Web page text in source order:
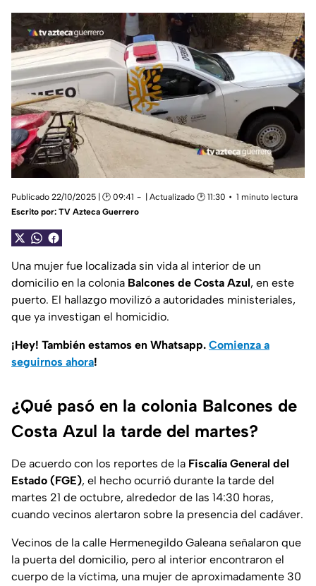
Publicado 22/10/2025 | 🕑 09:41 | Actualizado 🕑 11:30
1 minuto lectura
Escrito por: TV Azteca Guerrero
Una mujer fue localizada sin vida al interior de un
domicilio en la colonia Balcones de Costa Azul, en este
puerto. El hallazgo movilizó a autoridades ministeriales,
que ya investigan el homicidio.
¡Hey! También estamos en Whatsapp. Comienza a
seguirnos ahora!
¿Qué pasó en la colonia Balcones de
Costa Azul la tarde del martes?
De acuerdo con los reportes de la Fiscalía General del
Estado (FGE), el hecho ocurrió durante la tarde del
martes 21 de octubre, alrededor de las 14:30 horas,
cuando vecinos alertaron sobre la presencia del cadáver.
Vecinos de la calle Hermenegildo Galeana señalaron que
la puerta del domicilio, pero al interior encontraron el
cuerpo de la víctima, una mujer de aproximadamente 30